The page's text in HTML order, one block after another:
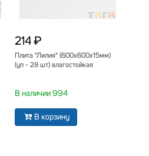
214 ₽
Плита "Лилия" (600х600х15мм)
(уп - 28 шт) влагостойкая
В наличии 994
В корзину